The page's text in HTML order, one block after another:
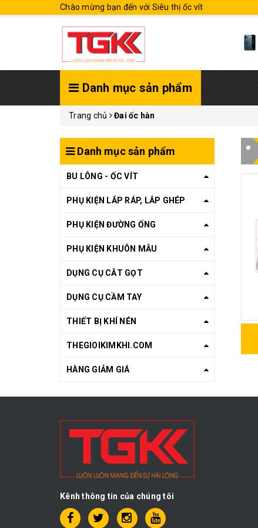
Chào mừng bạn đến với Siêu thị ốc vít
Danh mục sản phẩm
Trang chủ Đai ốc hàn
Danh mục sản phẩm
BU LÔNG - ỐC VÍT
PHỤ KIỆN LẮP RÁP, LẮP GHÉP
PHỤ KIỆN ĐƯỜNG ỐNG
PHỤ KIỆN KHUÔN MẪU
DỤNG CỤ CẮT GỌT
DỤNG CỤ CẦM TAY
THIẾT BỊ KHÍ NÉN
THEGIOIKIMKHI.COM
HÀNG GIẢM GIÁ
Kênh thông tin của chúng tôi